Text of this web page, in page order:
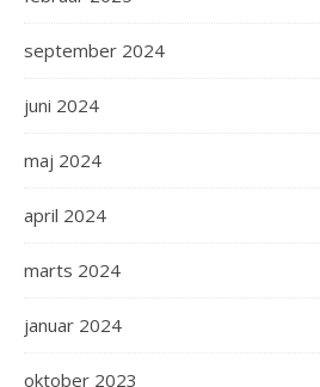
september 2024
juni 2024
maj 2024
april 2024
marts 2024
januar 2024
oktober 2023